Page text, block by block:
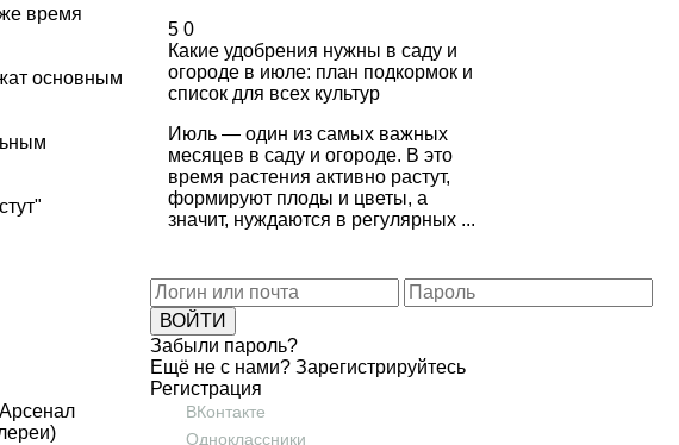
время
основным
5 0
Какие удобрения нужны в саду и
огороде в июле: план подкормок и
список для всех культур
Июль — один из самых важных
месяцев в саду и огороде. В это
время растения активно растут,
формируют плоды и цветы, а
значит, нуждаются в регулярных ...
Арсенал
ВКонтакте
Одноклассники
Забыли пароль?
Ещё не с нами? Зарегистрируйтесь
Регистрация